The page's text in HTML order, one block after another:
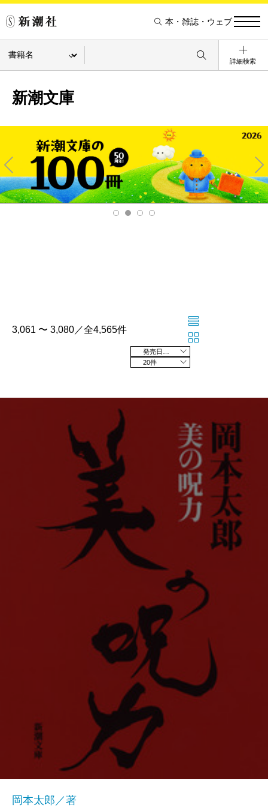
本・雑誌・ウェブ
詳細検索
新潮文庫
Pre
v
Ne
xt
3,061 〜 3,080／全4,565件
20件
岡本太郎／著